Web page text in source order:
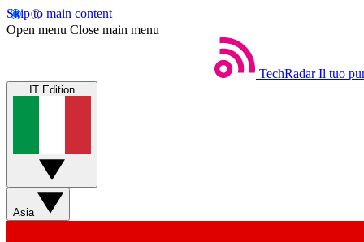
Skip to main content
Open menu Close main menu
TechRadar Il tuo
IT Edition
Asia